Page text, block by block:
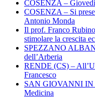
COSENZA –
COSENZA – Si
Antonio Monda
Il prof. Franco
stimolare la crescita
SPEZZANO
dell’Arberia
RENDE (CS) –
Francesco
SAN GIOVANNI IN
Medicina